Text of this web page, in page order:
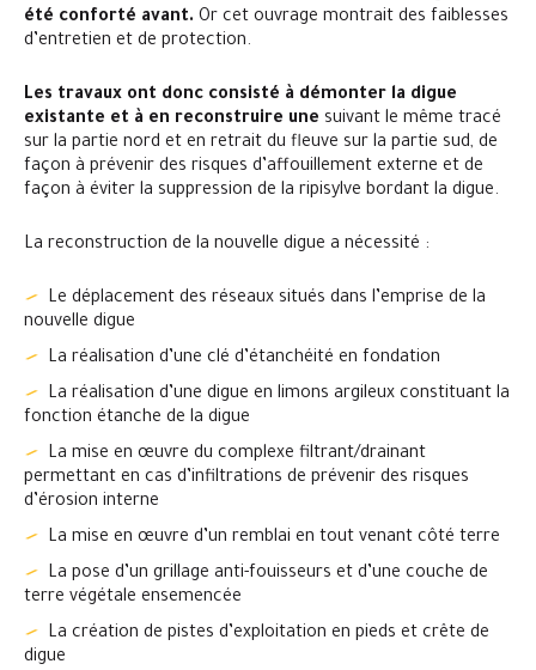
été conforté avant. Or cet ouvrage montrait des faiblesses
d’entretien et de protection.
Les travaux ont donc consisté à démonter la digue
existante et à en reconstruire une suivant le même tracé
sur la partie nord et en retrait du fleuve sur la partie sud, de
façon à prévenir des risques d’affouillement externe et de
façon à éviter la suppression de la ripisylve bordant la digue.
La reconstruction de la nouvelle digue a nécessité :
Le déplacement des réseaux situés dans l’emprise de la
nouvelle digue
La réalisation d’une clé d’étanchéité en fondation
La réalisation d’une digue en limons argileux constituant la
fonction étanche de la digue
La mise en œuvre du complexe filtrant/drainant
permettant en cas d’infiltrations de prévenir des risques
d’érosion interne
La mise en œuvre d’un remblai en tout venant côté terre
La pose d’un grillage anti-fouisseurs et d’une couche de
terre végétale ensemencée
La création de pistes d’exploitation en pieds et crête de
digue